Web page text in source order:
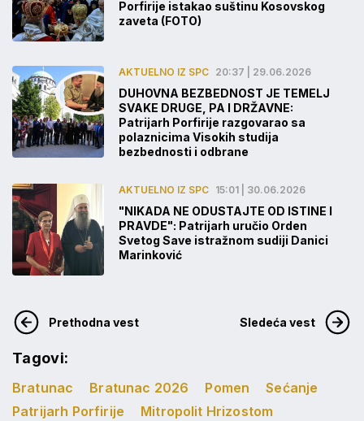
Porfirije istakao suštinu Kosovskog
zaveta (FOTO)
AKTUELNO IZ SPC 20:37 | 29.06.2026
DUHOVNA BEZBEDNOST JE TEMELJ
SVAKE DRUGE, PA I DRŽAVNE:
Patrijarh Porfirije razgovarao sa
polaznicima Visokih studija
bezbednosti i odbrane
AKTUELNO IZ SPC 15:01 | 30.06.2026
"NIKADA NE ODUSTAJTE OD ISTINE I
PRAVDE": Patrijarh uručio Orden
Svetog Save istražnom sudiji Danici
Marinković
Prethodna vest Sledeća vest
Tagovi:
Bratunac Bratunac 2026 Pomen
Sećanje
Patrijarh Porfirije
Mitropolit Hrizostom